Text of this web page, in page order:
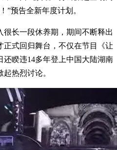
”预告全新年度计划。
长一段休养期，期间不断释出
正式回归舞台，不仅在节目《让
还睽违14多年登上中国大陆湖南
热烈讨论。